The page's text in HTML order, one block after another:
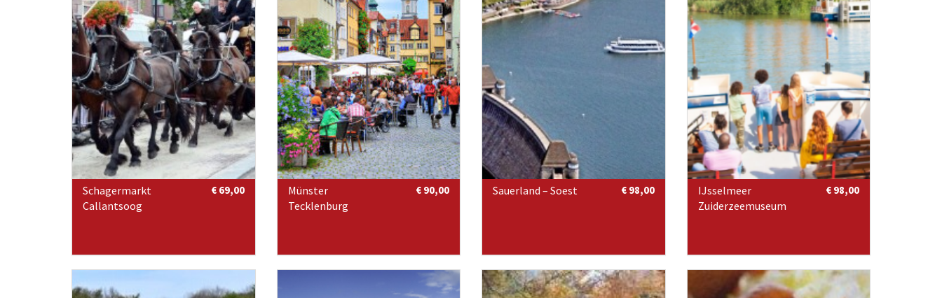
Schagermarkt
Callantsoog
€ 69,00
Münster
Tecklenburg
€ 90,00 Sauerland – Soest € 98,00
IJsselmeer
Zuiderzeemuseum
€ 98,00